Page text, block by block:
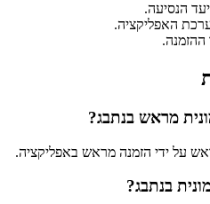
הנסיעה.
האפליקציה.
ההזמנה.
על ידי הזמנה מראש באפליקציה.